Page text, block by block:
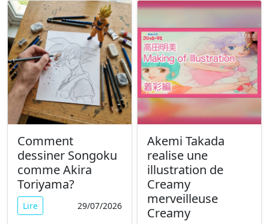
Comment
dessiner Songoku
comme Akira
Toriyama?
Lire 29/07/2026
Akemi Takada
realise une
illustration de
Creamy
merveilleuse
Creamy